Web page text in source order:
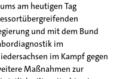
am heutigen Tag
und mit dem Bund
im
im Kampf gegen
Maßnahmen zur